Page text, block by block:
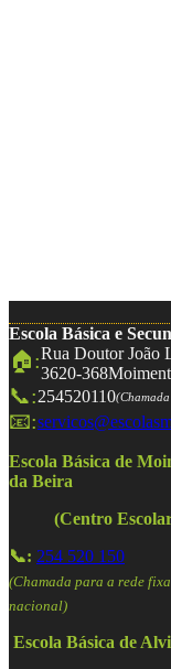
Escola Básica e
🏠:Rua Doutor João
3620-368
📞:254520110
📧:
Escola Básica de
da Beira
(Centro
📞: 254 520 150
(Chamada para a rede fixa
nacional)
Escola Básica de